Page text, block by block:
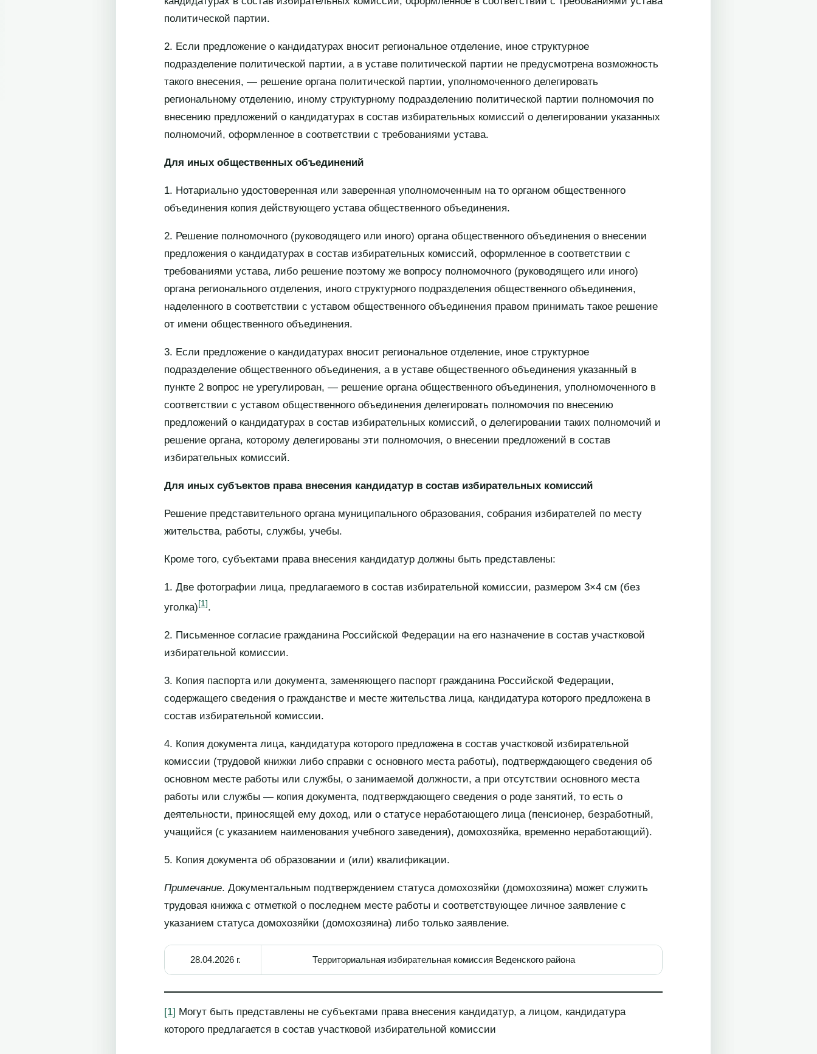
политической партии.
2. Если предложение о кандидатурах вносит региональное отделение, иное структурное
подразделение политической партии, а в уставе политической партии не предусмотрена возможность
такого внесения, — решение органа политической партии, уполномоченного делегировать
региональному отделению, иному структурному подразделению политической партии полномочия по
внесению предложений о кандидатурах в состав избирательных комиссий о делегировании указанных
полномочий, оформленное в соответствии с требованиями устава.
Для иных общественных объединений
1. Нотариально удостоверенная или заверенная уполномоченным на то органом общественного
объединения копия действующего устава общественного объединения.
2. Решение полномочного (руководящего или иного) органа общественного объединения о внесении
предложения о кандидатурах в состав избирательных комиссий, оформленное в соответствии с
требованиями устава, либо решение поэтому же вопросу полномочного (руководящего или иного)
органа регионального отделения, иного структурного подразделения общественного объединения,
наделенного в соответствии с уставом общественного объединения правом принимать такое решение
от имени общественного объединения.
3. Если предложение о кандидатурах вносит региональное отделение, иное структурное
подразделение общественного объединения, а в уставе общественного объединения указанный в
пункте 2 вопрос не урегулирован, — решение органа общественного объединения, уполномоченного в
соответствии с уставом общественного объединения делегировать полномочия по внесению
предложений о кандидатурах в состав избирательных комиссий, о делегировании таких полномочий и
решение органа, которому делегированы эти полномочия, о внесении предложений в состав
избирательных комиссий.
Для иных субъектов права внесения кандидатур в состав избирательных комиссий
Решение представительного органа муниципального образования, собрания избирателей по месту
жительства, работы, службы, учебы.
Кроме того, субъектами права внесения кандидатур должны быть представлены:
1. Две фотографии лица, предлагаемого в состав избирательной комиссии, размером 3×4 см (без
уголка)[1].
2. Письменное согласие гражданина Российской Федерации на его назначение в состав участковой
избирательной комиссии.
3. Копия паспорта или документа, заменяющего паспорт гражданина Российской Федерации,
содержащего сведения о гражданстве и месте жительства лица, кандидатура которого предложена в
состав избирательной комиссии.
4. Копия документа лица, кандидатура которого предложена в состав участковой избирательной
комиссии (трудовой книжки либо справки с основного места работы), подтверждающего сведения об
основном месте работы или службы, о занимаемой должности, а при отсутствии основного места
работы или службы — копия документа, подтверждающего сведения о роде занятий, то есть о
деятельности, приносящей ему доход, или о статусе неработающего лица (пенсионер, безработный,
учащийся (с указанием наименования учебного заведения), домохозяйка, временно неработающий).
5. Копия документа об образовании и (или) квалификации.
Примечание. Документальным подтверждением статуса домохозяйки (домохозяина) может служить
трудовая книжка с отметкой о последнем месте работы и соответствующее личное заявление с
указанием статуса домохозяйки (домохозяина) либо только заявление.
28.04.2026 г. Территориальная избирательная комиссия Веденского района
[1] Могут быть представлены не субъектами права внесения кандидатур, а лицом, кандидатура
которого предлагается в состав участковой избирательной комиссии